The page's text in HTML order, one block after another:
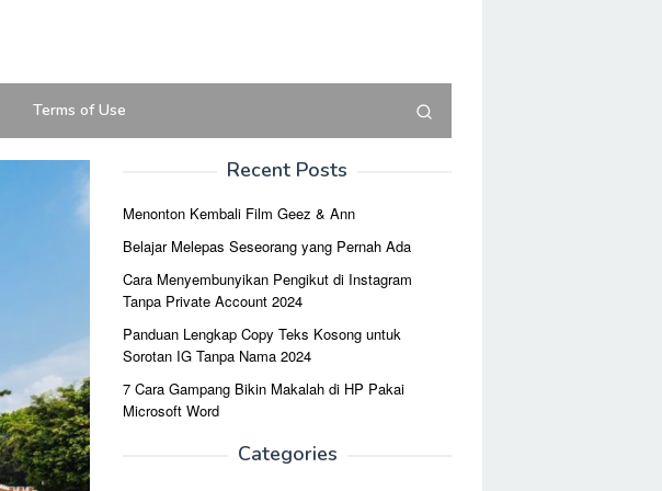
Terms of Use
Recent Posts
Menonton Kembali Film Geez & Ann
Belajar Melepas Seseorang yang Pernah Ada
Cara Menyembunyikan Pengikut di Instagram
Tanpa Private Account 2024
Panduan Lengkap Copy Teks Kosong untuk
Sorotan IG Tanpa Nama 2024
7 Cara Gampang Bikin Makalah di HP Pakai
Microsoft Word
Categories